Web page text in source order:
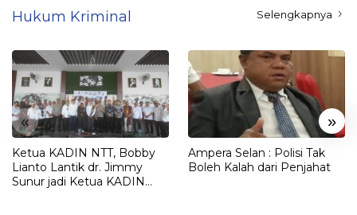
Hukum Kriminal Selengkapnya
« »
Ketua KADIN NTT, Bobby
Lianto Lantik dr. Jimmy
Sunur jadi Ketua KADIN
Ampera Selan : Polisi Tak
Boleh Kalah dari Penjahat